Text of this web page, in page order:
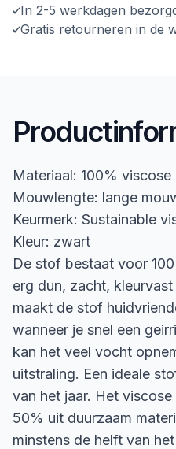
In 2-5 werkdagen
Gratis retourneren in de
Materiaal: 100% viscose
Mouwlengte: lange
Keurmerk: Sustainable
Kleur: zwart
De stof bestaat voor
erg dun, zacht,
maakt de stof
wanneer je snel een
kan het veel vocht
uitstraling. Een ideale
van het jaar. Het
50% uit duurzaam
minstens de helft van